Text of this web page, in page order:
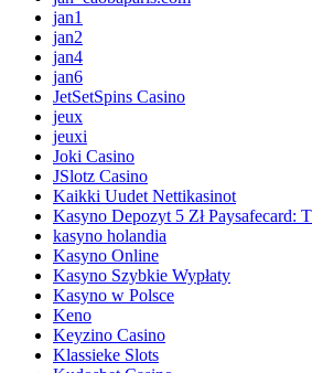
jan1
jan2
jan4
jan6
JetSetSpins Casino
jeux
jeuxi
Joki Casino
JSlotz Casino
Kaikki Uudet Nettikasinot
Kasyno Depozyt 5 Zł Paysafecard:
kasyno holandia
Kasyno Online
Kasyno Szybkie Wypłaty
Kasyno w Polsce
Keno
Keyzino Casino
Klassieke Slots